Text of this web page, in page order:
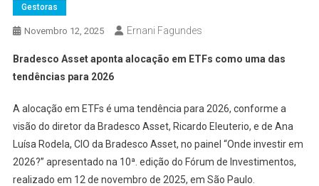
Gestoras
Novembro 12, 2025 Ernani Fagundes
Bradesco Asset aponta alocação em ETFs como uma das
tendências para 2026
A alocação em ETFs é uma tendência para 2026, conforme a
visão do diretor da Bradesco Asset, Ricardo Eleuterio, e de Ana
Luísa Rodela, CIO da Bradesco Asset, no painel “Onde investir em
2026?” apresentado na 10ª. edição do Fórum de Investimentos,
realizado em 12 de novembro de 2025, em São Paulo.